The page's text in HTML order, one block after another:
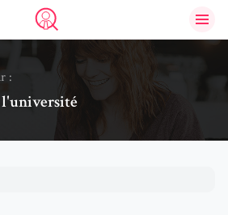
Trouve un avocat
:
l'université